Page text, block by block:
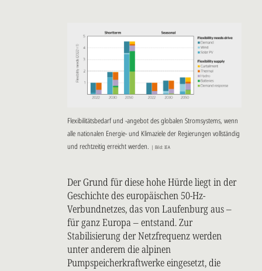
Flexibilitätsbedarf und -angebot des globalen Stromsystems, wenn
alle nationalen Energie- und Klimaziele der Regierungen vollständig
und rechtzeitig erreicht werden. | Bild: IEA
Der Grund für diese hohe Hürde liegt in der
Geschichte des europäischen 50-Hz-
Verbundnetzes, das von Laufenburg aus –
für ganz Europa – entstand. Zur
Stabilisierung der Netzfrequenz werden
unter anderem die alpinen
Pumpspeicherkraftwerke eingesetzt, die